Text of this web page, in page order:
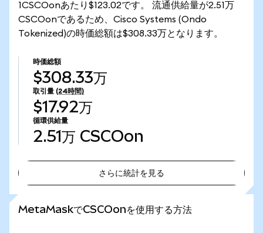
1CSCOonあたり$123.02です。 流通供給量が2.51万
CSCOonであるため、Cisco Systems (Ondo
Tokenized)の時価総額は$308.33万となります。
時価総額
$308.33万
取引量 (24時間)
$17.92万
循環供給量
2.51万 CSCOon
さらに統計を見る
MetaMaskでCSCOonを使用する方法